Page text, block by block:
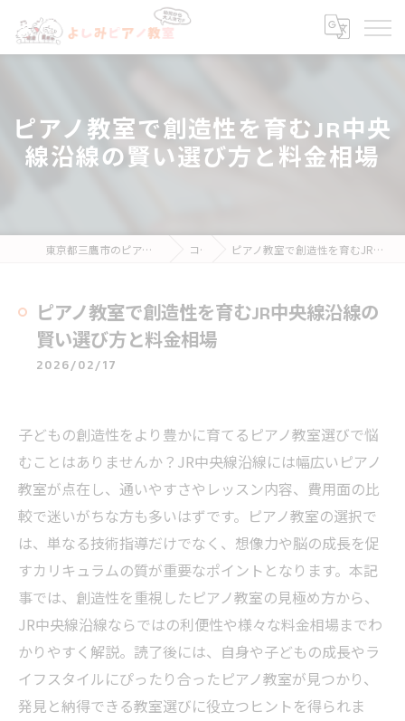
ピアノ教室で創造性を育むJR中央
線沿線の賢い選び方と料金相場
東京都三鷹市のピアノ教室ならよしみピアノ教室 コラム ピアノ教室で創造性を育むJR中央線沿線の賢い選び方と料金相場
ピアノ教室で創造性を育むJR中央線沿線の
賢い選び方と料金相場
2026/02/17
子どもの創造性をより豊かに育てるピアノ教室選びで悩
むことはありませんか？JR中央線沿線には幅広いピアノ
教室が点在し、通いやすさやレッスン内容、費用面の比
較で迷いがちな方も多いはずです。ピアノ教室の選択で
は、単なる技術指導だけでなく、想像力や脳の成長を促
すカリキュラムの質が重要なポイントとなります。本記
事では、創造性を重視したピアノ教室の見極め方から、
JR中央線沿線ならではの利便性や様々な料金相場までわ
かりやすく解説。読了後には、自身や子どもの成長やラ
イフスタイルにぴったり合ったピアノ教室が見つかり、
発見と納得できる教室選びに役立つヒントを得られま